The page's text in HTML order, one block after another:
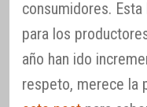
consumidores.
para los
año han ido
respeto, merece la